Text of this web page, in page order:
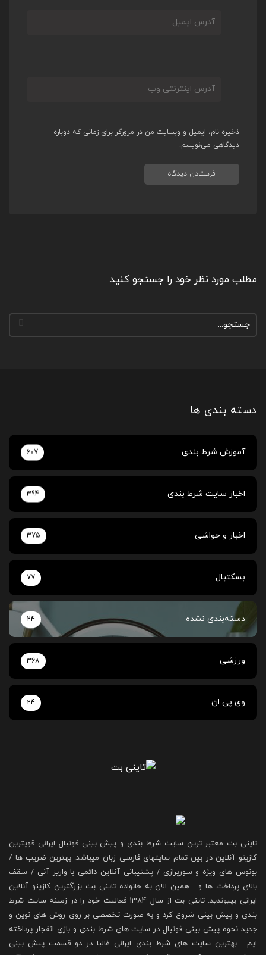
ذخیره نام، ایمیل و وبسایت من در مرورگر برای زمانی که دوباره
دیدگاهی می‌نویسم.
مطلب مورد نظر خود را جستجو کنید
دسته بندی ها
آموزش شرط بندی 607
اخبار سایت شرط بندی 394
اخبار و حواشی 375
بسکتبال 77
دسته‌بندی نشده 24
ورزشی 368
وی پی ان 24
تاینی بت معتبر ترین سایت شرط بندی و پیش بینی فوتبال ایرانی قویترین
کازینو آنلاین در بین تمام سایتهای فارسی زبان میباشد. بهترین ضریب ها /
بونوس های ویژه و سورپرازی / پشتیبانی آنلاین دائمی با واریز آنی / سقف
بالای پرداخت ها و... همین الان به خانواده تاینی بت بزرگترین کازینو آنلاین
ایرانی بپیوندید. تاینی بت از سال 1384 فعالیت خود را در زمینه سایت شرط
بندی و پیش بینی شروع کرد و به صورت تخصصی بر روی روش های نوین و
جدید نحوه پیش بینی فوتبال در سایت های شرط بندی و بازی انفجار پرداخته
ایم . بهترین سایت های شرط بندی ایرانی غالبا در دو قسمت پیش بینی